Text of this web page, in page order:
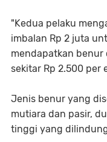
"Kedua pelaku
imbalan Rp 2 juta
mendapatkan benur
sekitar Rp 2.500 per
Jenis benur yang
mutiara dan pasir,
tinggi yang